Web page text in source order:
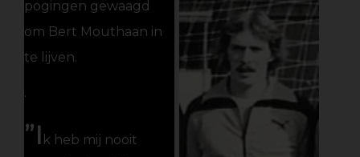
pogingen gewaagd
om Bert Mouthaan in
te lijven.
.
”I k heb mij nooit